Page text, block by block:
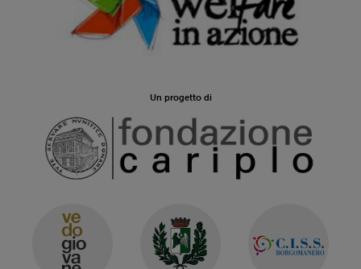
Un progetto di